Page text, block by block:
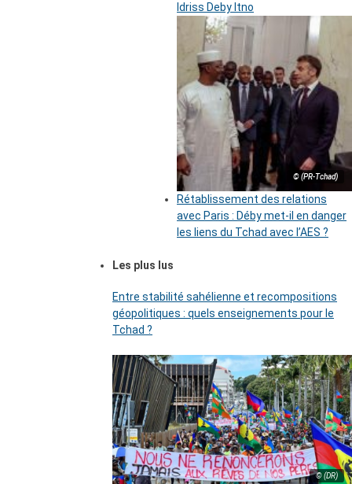
Idriss Deby Itno
© (PR-Tchad)
Rétablissement des relations
avec Paris : Déby met-il en danger
les liens du Tchad avec l’AES ?
Les plus lus
Entre stabilité sahélienne et recompositions
géopolitiques : quels enseignements pour le
Tchad ?
© (DR)